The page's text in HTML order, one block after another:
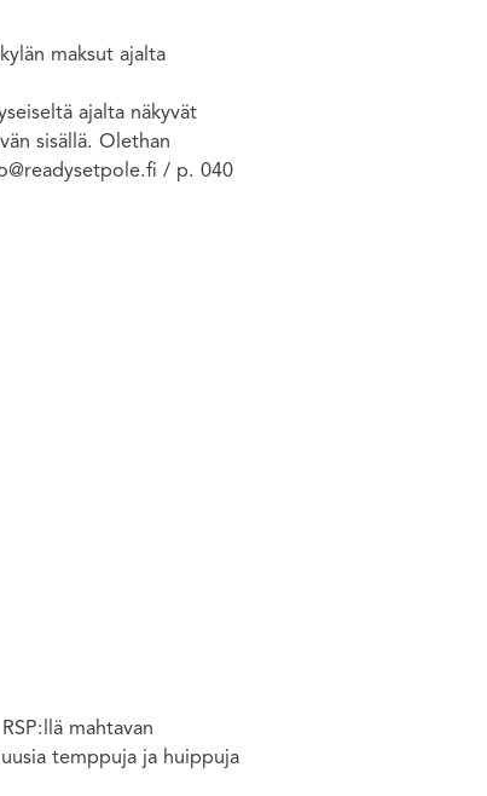
maksut ajalta
ajalta näkyvät
sisällä. Olethan
/ p. 040
mahtavan
temppuja ja huippuja